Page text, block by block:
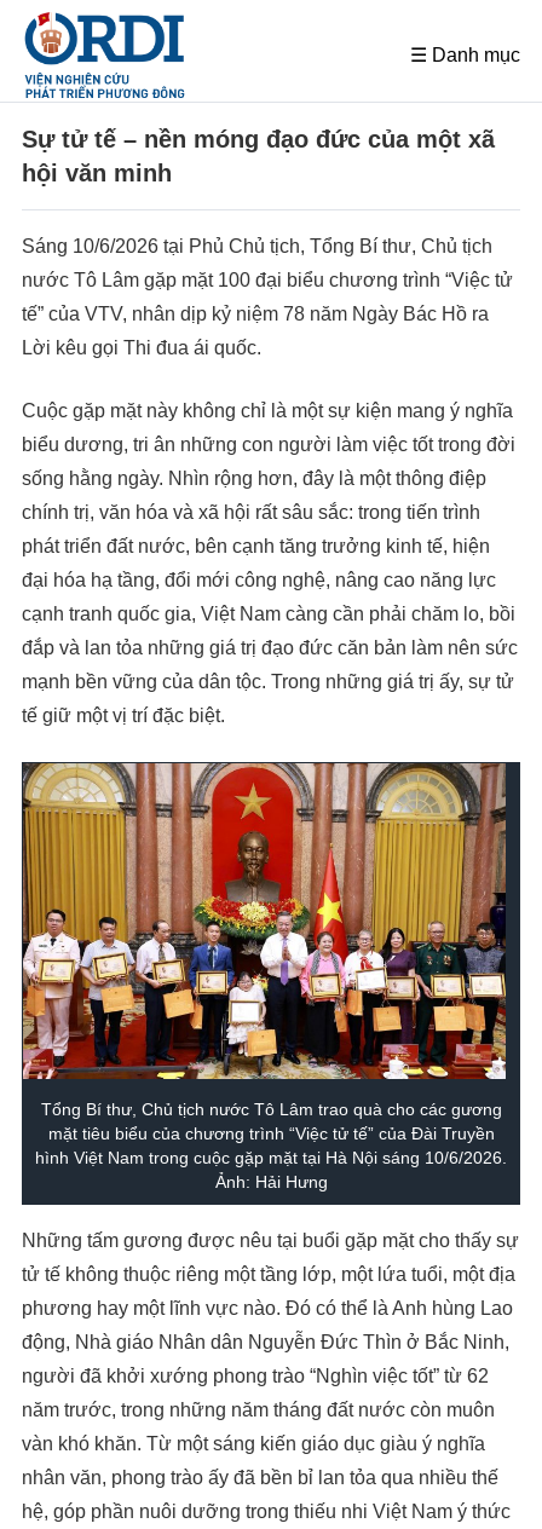
☰ Danh mục
Sự tử tế – nền móng đạo đức của một xã
hội văn minh
Sáng 10/6/2026 tại Phủ Chủ tịch, Tổng Bí thư, Chủ tịch
nước Tô Lâm gặp mặt 100 đại biểu chương trình “Việc tử
tế” của VTV, nhân dịp kỷ niệm 78 năm Ngày Bác Hồ ra
Lời kêu gọi Thi đua ái quốc.
Cuộc gặp mặt này không chỉ là một sự kiện mang ý nghĩa
biểu dương, tri ân những con người làm việc tốt trong đời
sống hằng ngày. Nhìn rộng hơn, đây là một thông điệp
chính trị, văn hóa và xã hội rất sâu sắc: trong tiến trình
phát triển đất nước, bên cạnh tăng trưởng kinh tế, hiện
đại hóa hạ tầng, đổi mới công nghệ, nâng cao năng lực
cạnh tranh quốc gia, Việt Nam càng cần phải chăm lo, bồi
đắp và lan tỏa những giá trị đạo đức căn bản làm nên sức
mạnh bền vững của dân tộc. Trong những giá trị ấy, sự tử
tế giữ một vị trí đặc biệt.
Tổng Bí thư, Chủ tịch nước Tô Lâm trao quà cho các gương
mặt tiêu biểu của chương trình “Việc tử tế” của Đài Truyền
hình Việt Nam trong cuộc gặp mặt tại Hà Nội sáng 10/6/2026.
Ảnh: Hải Hưng
Những tấm gương được nêu tại buổi gặp mặt cho thấy sự
tử tế không thuộc riêng một tầng lớp, một lứa tuổi, một địa
phương hay một lĩnh vực nào. Đó có thể là Anh hùng Lao
động, Nhà giáo Nhân dân Nguyễn Đức Thìn ở Bắc Ninh,
người đã khởi xướng phong trào “Nghìn việc tốt” từ 62
năm trước, trong những năm tháng đất nước còn muôn
vàn khó khăn. Từ một sáng kiến giáo dục giàu ý nghĩa
nhân văn, phong trào ấy đã bền bỉ lan tỏa qua nhiều thế
hệ, góp phần nuôi dưỡng trong thiếu nhi Việt Nam ý thức